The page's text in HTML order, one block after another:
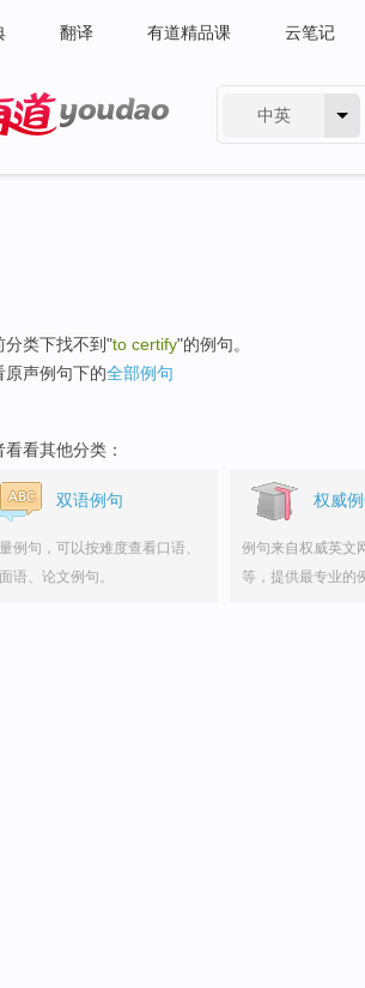
翻译 有道精品课 云笔记
中英
分类下找不到"to certify"的例句。
原声例句下的全部例句
看看其他分类：
双语例句
例句，可以按难度查看口语、
语、论文例句。
权威
例句来自权威英文
等，提供最专业的